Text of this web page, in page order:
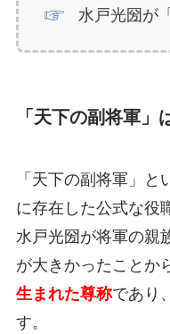
水戸光圀が
「天下の副将軍
「天下の副将軍」と
に存在した公式な役
水戸光圀が将軍の親
が大きかったことか
生まれた尊称であり
す。